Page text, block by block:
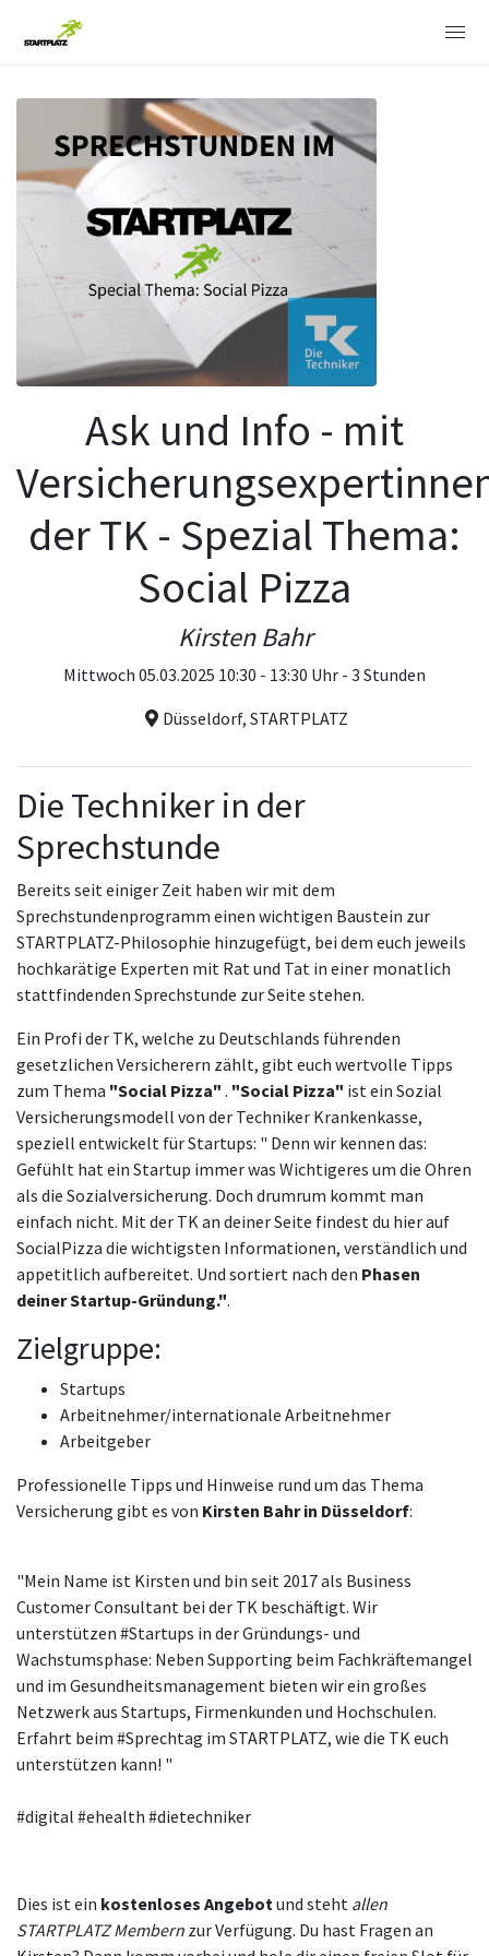
Ask und Info - mit
der TK - Spezial Thema:
Social Pizza
Kirsten Bahr
Mittwoch 05.03.2025 10:30 - 13:30 Uhr - 3 Stunden
Düsseldorf, STARTPLATZ
Die Techniker in der
Sprechstunde
Bereits seit einiger Zeit haben wir mit dem
Sprechstundenprogramm einen wichtigen Baustein zur
STARTPLATZ-Philosophie hinzugefügt, bei dem euch jeweils
hochkarätige Experten mit Rat und Tat in einer monatlich
stattfindenden Sprechstunde zur Seite stehen.
Ein Profi der TK, welche zu Deutschlands führenden
gesetzlichen Versicherern zählt, gibt euch wertvolle Tipps
zum Thema "Social Pizza" . "Social Pizza" ist ein Sozial
Versicherungsmodell von der Techniker Krankenkasse,
speziell entwickelt für Startups: " Denn wir kennen das:
Gefühlt hat ein Startup immer was Wichtigeres um die Ohren
als die Sozialversicherung. Doch drumrum kommt man
einfach nicht. Mit der TK an deiner Seite findest du hier auf
SocialPizza die wichtigsten Informationen, verständlich und
appetitlich aufbereitet. Und sortiert nach den Phasen
deiner Startup-Gründung.".
Zielgruppe:
Startups
Arbeitnehmer/internationale Arbeitnehmer
Arbeitgeber
Professionelle Tipps und Hinweise rund um das Thema
Versicherung gibt es von Kirsten Bahr in Düsseldorf:
"Mein Name ist Kirsten und bin seit 2017 als Business
Customer Consultant bei der TK beschäftigt. Wir
unterstützen #Startups in der Gründungs- und
Wachstumsphase: Neben Supporting beim Fachkräftemangel
und im Gesundheitsmanagement bieten wir ein großes
Netzwerk aus Startups, Firmenkunden und Hochschulen.
Erfahrt beim #Sprechtag im STARTPLATZ, wie die TK euch
unterstützen kann! "
#digital #ehealth #dietechniker
Dies ist ein kostenloses Angebotund steht allen
STARTPLATZ Membern zur Verfügung. Du hast Fragen an